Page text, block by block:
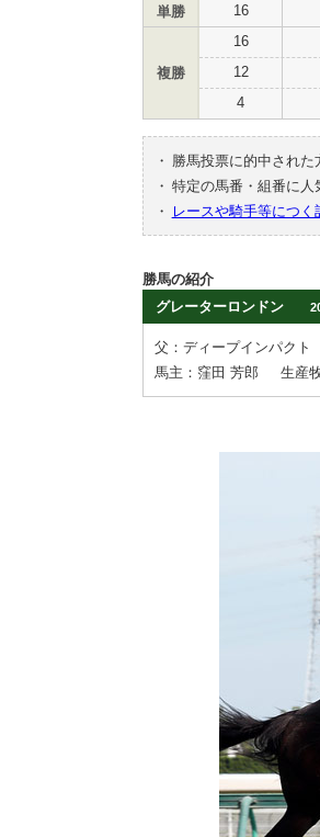
単勝 16
複勝
16
12
4
・
勝馬投票に的中され
・ 特定の馬番・組番に人
・
レースや騎手等につく
勝馬の紹介
グレーターロンドン
父：ディープインパクト
馬主：窪田 芳郎
生産